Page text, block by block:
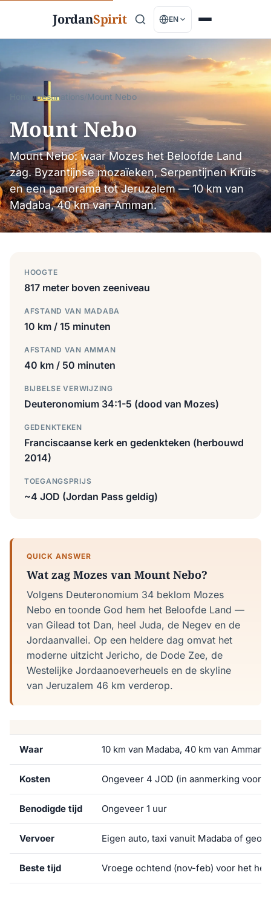
JordanSpirit EN
/Destinations/Mount Nebo
Mount Nebo
Mount Nebo: waar Mozes het Beloofde Land
zag. Byzantijnse mozaïeken, Serpentijnen Kruis
en een panorama tot Jeruzalem — 10 km van
Madaba, 40 km van Amman.
HOOGTE
817 meter boven zeeniveau
AFSTAND VAN MADABA
10 km / 15 minuten
AFSTAND VAN AMMAN
40 km / 50 minuten
BIJBELSE VERWIJZING
Deuteronomium 34:1-5 (dood van Mozes)
GEDENKTEKEN
Franciscaanse kerk en gedenkteken (herbouwd
2014)
TOEGANGSPRIJS
~4 JOD (Jordan Pass geldig)
QUICK ANSWER
Wat zag Mozes van Mount Nebo?
Volgens Deuteronomium 34 beklom Mozes
Nebo en toonde God hem het Beloofde Land —
van Gilead tot Dan, heel Juda, de Negev en de
Jordaanvallei. Op een heldere dag omvat het
moderne uitzicht Jericho, de Dode Zee, de
Westelijke Jordaanoeverheuels en de skyline
van Jeruzalem 46 km verderop.
Waar 10 km van Madaba, 40 km van Amman
Kosten Ongeveer 4 JOD (in aanmerking voor
Benodigde tijd Ongeveer 1 uur
Vervoer Eigen auto, taxi vanuit Madaba of
Beste tijd Vroege ochtend (nov-feb) voor het